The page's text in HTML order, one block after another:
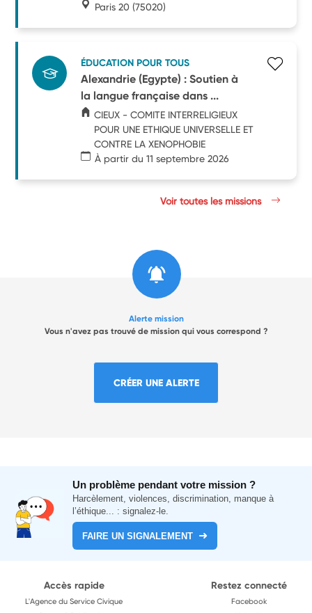
Paris 20 (75020)
ÉDUCATION POUR TOUS
Alexandrie (Egypte) : Soutien à
la langue française dans ...
CIEUX - COMITE INTERRELIGIEUX
POUR UNE ETHIQUE UNIVERSELLE ET
CONTRE LA XENOPHOBIE
À partir du 11 septembre 2026
Voir toutes les missions
Alerte mission
Vous n'avez pas trouvé de mission qui vous correspond ?
CRÉER UNE ALERTE
Un problème pendant votre mission ?
Harcèlement, violences, discrimination, manque à
l’éthique... : signalez-le.
FAIRE UN SIGNALEMENT
Accès rapide
L'Agence du Service Civique
Restez connecté
Facebook